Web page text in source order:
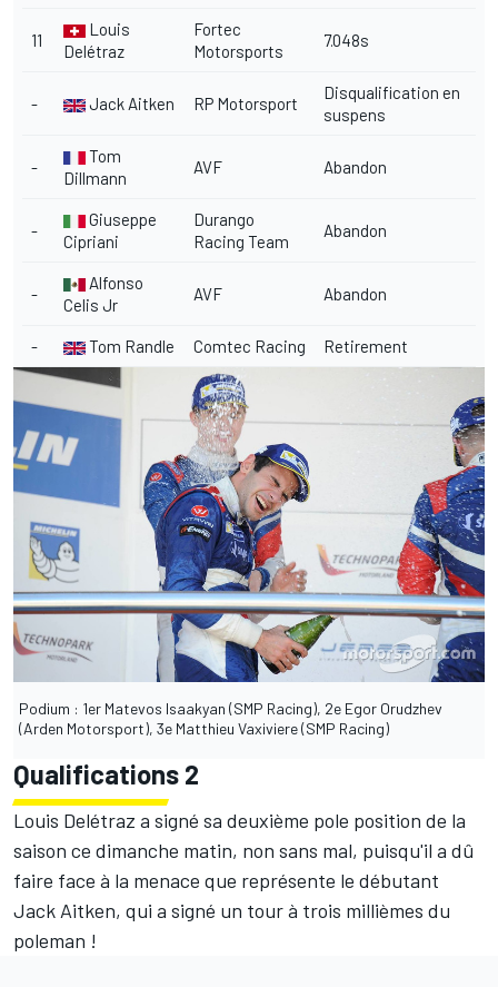
11
Louis
Delétraz
Fortec
Motorsports
7.048s
- Jack Aitken RP Motorsport
Disqualification en
suspens
-
Tom
Dillmann
AVF Abandon
-
Giuseppe
Cipriani
Durango
Racing Team
Abandon
-
Alfonso
Celis Jr
AVF Abandon
- Tom Randle Comtec Racing Retirement
Podium : 1er Matevos Isaakyan (SMP Racing), 2e Egor Orudzhev
(Arden Motorsport), 3e Matthieu Vaxiviere (SMP Racing)
Qualifications 2
Louis Delétraz a signé sa deuxième pole position de la
saison ce dimanche matin, non sans mal, puisqu'il a dû
faire face à la menace que représente le débutant
Jack Aitken, qui a signé un tour à trois millièmes du
poleman !